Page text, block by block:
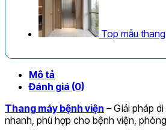
Top mẫu
Mô tả
Đánh giá (0)
Thang máy bệnh viện – Giải pháp
nhanh, phù hợp cho bệnh viện,